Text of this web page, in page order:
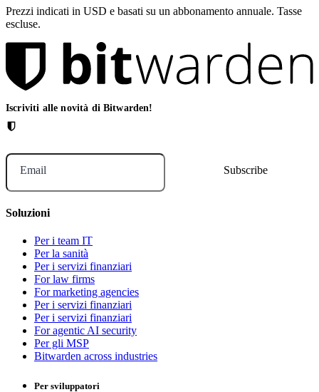
Prezzi indicati in USD e basati su un abbonamento annuale. Tasse
escluse.
Iscriviti alle novità di Bitwarden!
Email
Soluzioni
Per i team IT
Per la sanità
Per i servizi finanziari
For law firms
For marketing agencies
Per i servizi finanziari
Per i servizi finanziari
For agentic AI security
Per gli MSP
Bitwarden across industries
Per sviluppatori